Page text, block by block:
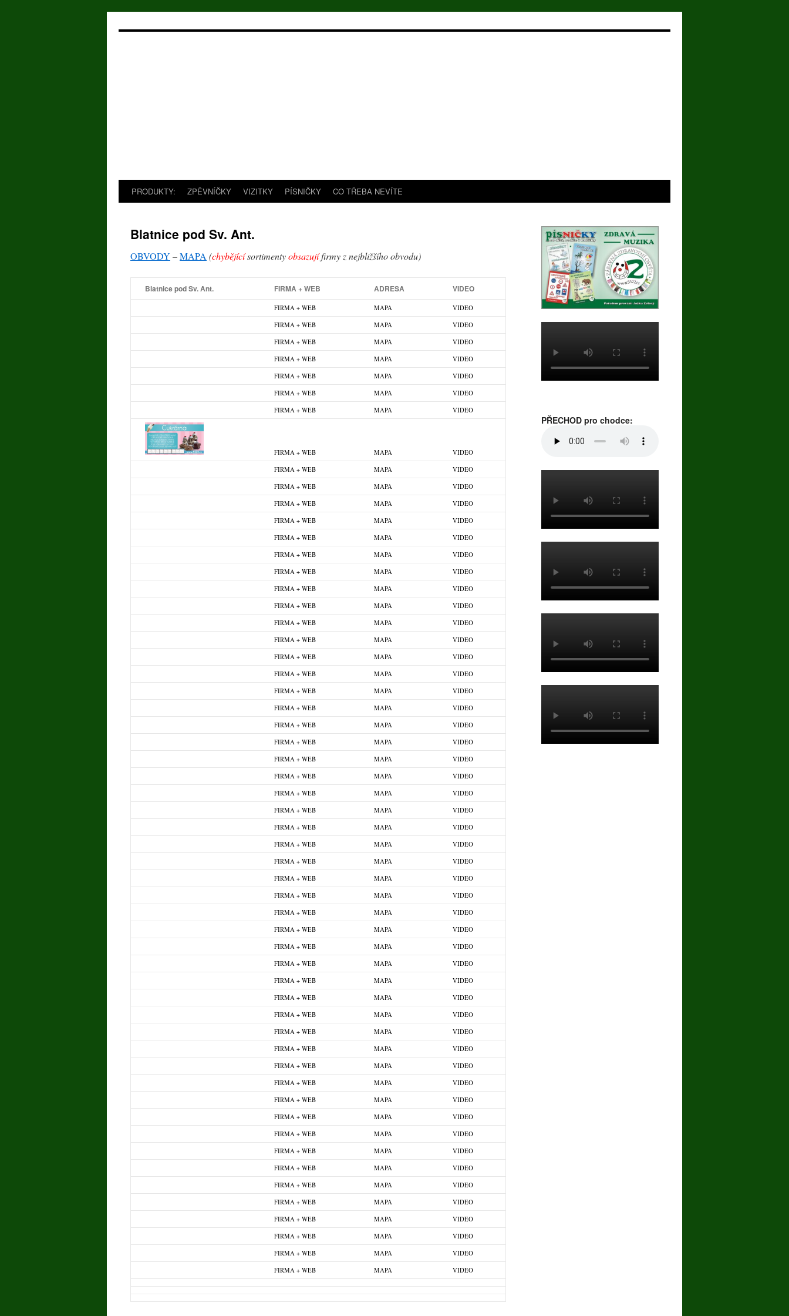
PRODUKTY: ZPĚVNÍČKY VIZITKY PÍSNIČKY CO TŘEBA NEVÍTE
Blatnice pod Sv. Ant.
OBVODY –MAPA (chybějícísortimentyobsazujífirmy z nejbližšího obvodu)
Blatnice pod Sv. Ant. FIRMA + WEB ADRESA VIDEO
FIRMA + WEB MAPA VIDEO
FIRMA + WEB MAPA VIDEO
FIRMA + WEB MAPA VIDEO
FIRMA + WEB MAPA VIDEO
FIRMA + WEB MAPA VIDEO
FIRMA + WEB MAPA VIDEO
FIRMA + WEB MAPA VIDEO
FIRMA + WEB MAPA VIDEO
FIRMA + WEB MAPA VIDEO
FIRMA + WEB MAPA VIDEO
FIRMA + WEB MAPA VIDEO
FIRMA + WEB MAPA VIDEO
FIRMA + WEB MAPA VIDEO
FIRMA + WEB MAPA VIDEO
FIRMA + WEB MAPA VIDEO
FIRMA + WEB MAPA VIDEO
FIRMA + WEB MAPA VIDEO
FIRMA + WEB MAPA VIDEO
FIRMA + WEB MAPA VIDEO
FIRMA + WEB MAPA VIDEO
FIRMA + WEB MAPA VIDEO
FIRMA + WEB MAPA VIDEO
FIRMA + WEB MAPA VIDEO
FIRMA + WEB MAPA VIDEO
FIRMA + WEB MAPA VIDEO
FIRMA + WEB MAPA VIDEO
FIRMA + WEB MAPA VIDEO
FIRMA + WEB MAPA VIDEO
FIRMA + WEB MAPA VIDEO
FIRMA + WEB MAPA VIDEO
FIRMA + WEB MAPA VIDEO
FIRMA + WEB MAPA VIDEO
FIRMA + WEB MAPA VIDEO
FIRMA + WEB MAPA VIDEO
FIRMA + WEB MAPA VIDEO
FIRMA + WEB MAPA VIDEO
FIRMA + WEB MAPA VIDEO
FIRMA + WEB MAPA VIDEO
FIRMA + WEB MAPA VIDEO
FIRMA + WEB MAPA VIDEO
FIRMA + WEB MAPA VIDEO
FIRMA + WEB MAPA VIDEO
FIRMA + WEB MAPA VIDEO
FIRMA + WEB MAPA VIDEO
FIRMA + WEB MAPA VIDEO
FIRMA + WEB MAPA VIDEO
FIRMA + WEB MAPA VIDEO
FIRMA + WEB MAPA VIDEO
FIRMA + WEB MAPA VIDEO
FIRMA + WEB MAPA VIDEO
FIRMA + WEB MAPA VIDEO
FIRMA + WEB MAPA VIDEO
FIRMA + WEB MAPA VIDEO
FIRMA + WEB MAPA VIDEO
FIRMA + WEB MAPA VIDEO
FIRMA + WEB MAPA VIDEO
PŘECHOD pro chodce: